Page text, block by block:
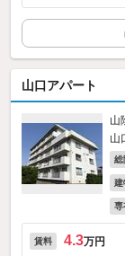
山口アパート
山
山
総
建
専
賃料 4.3万円